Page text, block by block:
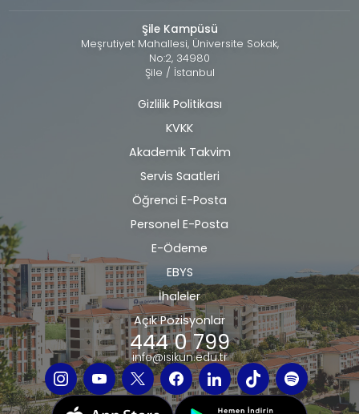
Şile Kampüsü
Meşrutiyet Mahallesi, Üniversite Sokak,
No:2, 34980
Şile / İstanbul
Alt
bilgi
Gizlilik Politikası
KVKK
Akademik Takvim
Servis Saatleri
Öğrenci E-Posta
Personel E-Posta
E-Ödeme
EBYS
İhaleler
Açık Pozisyonlar
444 0 799
info@isikun.edu.tr